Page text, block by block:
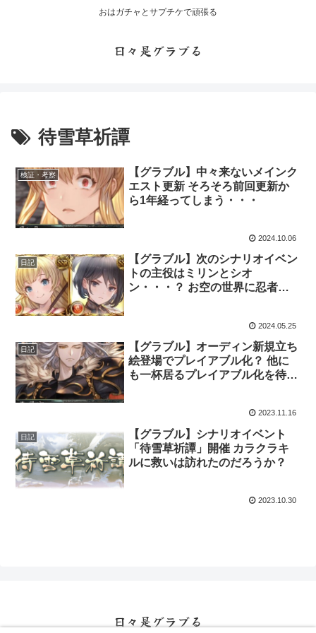
おはガチャとサプチケで頑張る
日々是グラブる
待雪草祈譚
検証・考察
【グラブル】中々来ないメインク
エスト更新 そろそろ前回更新か
ら1年経ってしまう・・・
2024.10.06
日記
【グラブル】次のシナリオイベン
トの主役はミリンとシオ
ン・・・？ お空の世界に忍者が
2024.05.25
日記
【グラブル】オーディン新規立ち
絵登場でプレイアブル化？ 他に
も一杯居るプレイアブル化を待つ
2023.11.16
日記
【グラブル】シナリオイベント
「待雪草祈譚」開催 カラクラキ
ルに救いは訪れたのだろうか？
2023.10.30
日々是グラブる